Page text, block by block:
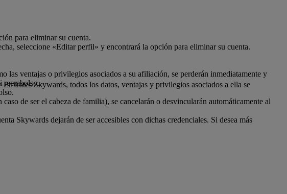
para eliminar su cuenta.
seleccione «Editar perfil» y encontrará la opción para eliminar su cuenta.
las ventajas o privilegios asociados a su afiliación, se perderán inmediatamente y
reembolso.
de ser el cabeza de familia), se cancelarán o desvincularán automáticamente al
Skywards dejarán de ser accesibles con dichas credenciales. Si desea más
Skywards, todos los datos, ventajas y privilegios asociados a ella se